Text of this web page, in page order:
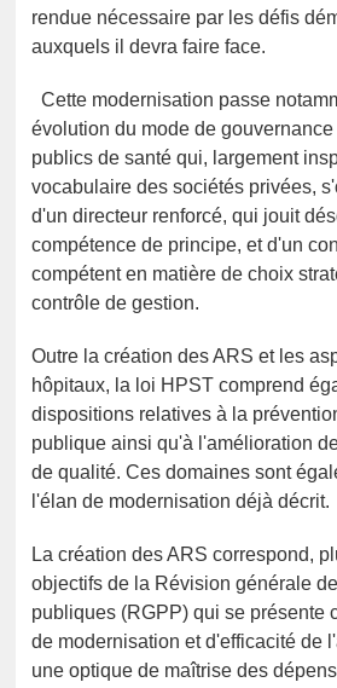
rendue nécessaire par les défis
auxquels il devra faire face.
Cette modernisation passe
évolution du mode de
publics de santé qui, largement
vocabulaire des sociétés privées,
d'un directeur renforcé, qui jouit
compétence de principe, et d'un
compétent en matière de choix
contrôle de gestion.
Outre la création des ARS et les
hôpitaux, la loi HPST comprend
dispositions relatives à la
publique ainsi qu'à l'amélioration
de qualité. Ces domaines sont
l'élan de modernisation déjà décrit.
La création des ARS correspond,
objectifs de la Révision générale
publiques (RGPP) qui se présente
de modernisation et d'efficacité de
une optique de maîtrise des